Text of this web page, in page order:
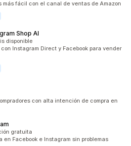
más fácil con el canal de ventas de Amazon
Shop AI
disponible
Instagram Direct y Facebook para vender
con alta intención de compra en
gratuita
en Facebook e Instagram sin problemas